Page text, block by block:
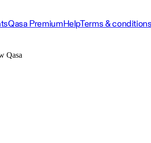
Qasa PremiumHelpTerms &
Qasa